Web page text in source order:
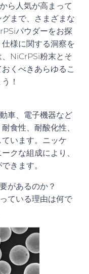
ら人気が高まって
まで、さまざまな
パウダーをお探
様に関する洞察を
NiCrPSi粉末とそ
くべきあらゆるこ
！
車、電子機器など
食性、耐酸化性、
います。ニッケ
クな組成により、
きます。
があるのか？
ている理由は何で